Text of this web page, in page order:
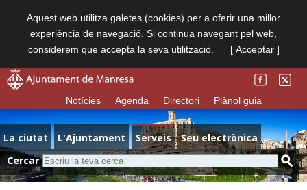
Aquest web utilitza galetes (cookies) per a oferir una millor
experiència de navegació. Si continua navegant pel web,
considerem que accepta la seva utilització.
[ Acceptar ]
Notícies Agenda Directori Plànol guia
La ciutat L'Ajuntament Serveis
Seu electrònica
Cercar